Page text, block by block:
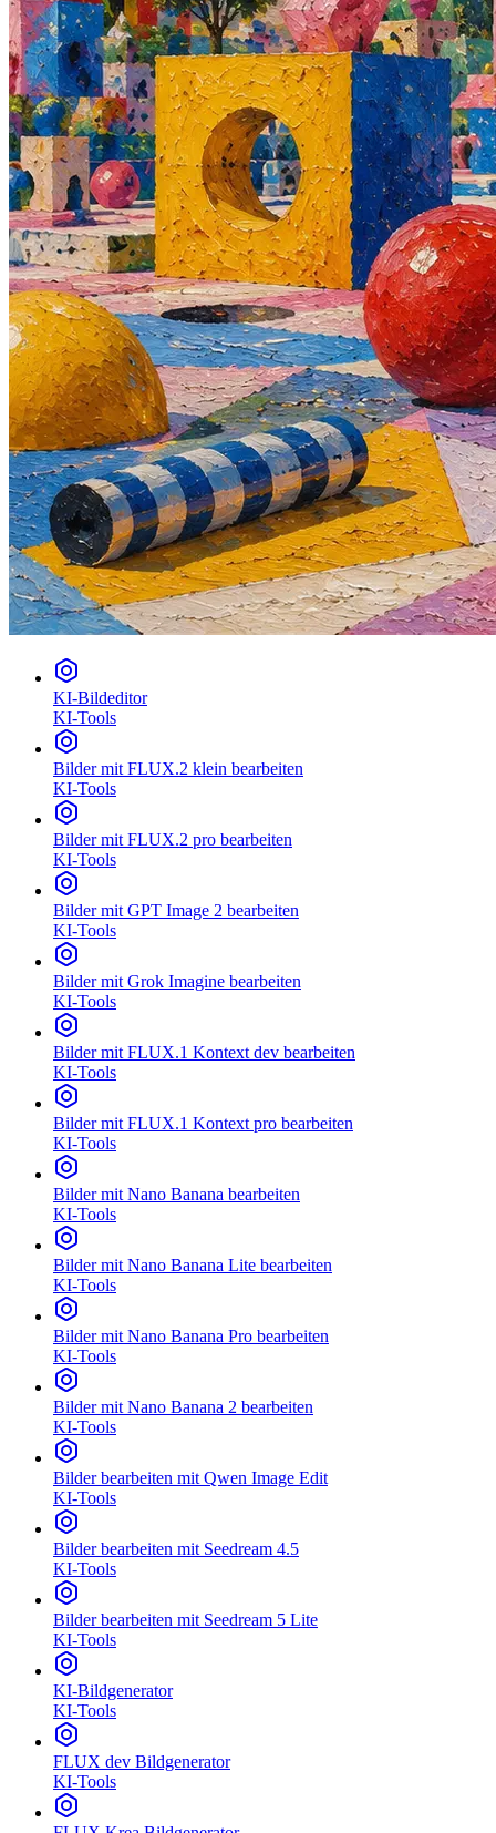
KI-Bildeditor
KI-Tools
Bilder mit FLUX.2 klein bearbeiten
KI-Tools
Bilder mit FLUX.2 pro bearbeiten
KI-Tools
Bilder mit GPT Image 2 bearbeiten
KI-Tools
Bilder mit Grok Imagine bearbeiten
KI-Tools
Bilder mit FLUX.1 Kontext dev bearbeiten
KI-Tools
Bilder mit FLUX.1 Kontext pro bearbeiten
KI-Tools
Bilder mit Nano Banana bearbeiten
KI-Tools
Bilder mit Nano Banana Lite bearbeiten
KI-Tools
Bilder mit Nano Banana Pro bearbeiten
KI-Tools
Bilder mit Nano Banana 2 bearbeiten
KI-Tools
Bilder bearbeiten mit Qwen Image Edit
KI-Tools
Bilder bearbeiten mit Seedream 4.5
KI-Tools
Bilder bearbeiten mit Seedream 5 Lite
KI-Tools
KI-Bildgenerator
KI-Tools
FLUX dev Bildgenerator
KI-Tools